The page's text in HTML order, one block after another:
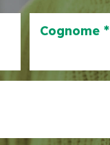
Cognome *